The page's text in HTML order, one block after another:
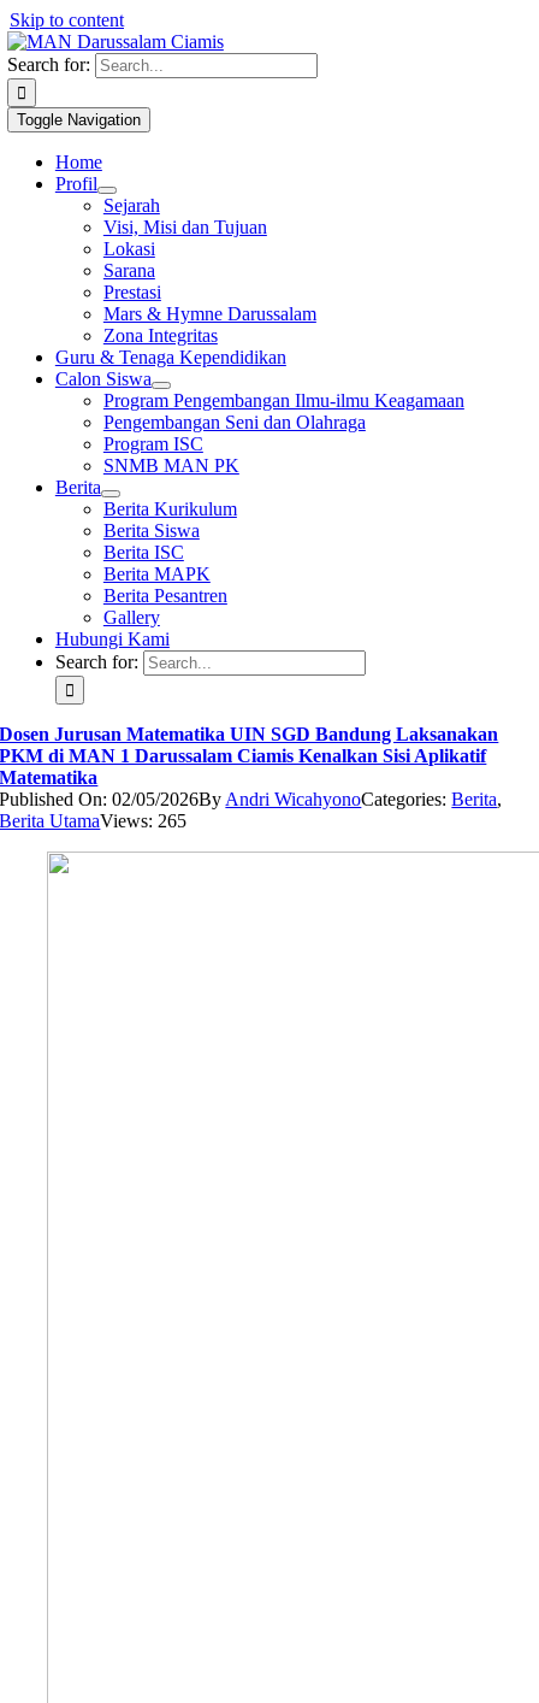
Skip to content
Search for:
Toggle Navigation
Home
Profil
Sejarah
Visi, Misi dan Tujuan
Lokasi
Sarana
Prestasi
Mars & Hymne Darussalam
Zona Integritas
Guru & Tenaga Kependidikan
Calon Siswa
Program Pengembangan Ilmu-ilmu Keagamaan
Pengembangan Seni dan Olahraga
Program ISC
SNMB MAN PK
Berita
Berita Kurikulum
Berita Siswa
Berita ISC
Berita MAPK
Berita Pesantren
Gallery
Hubungi Kami
Search for:
Dosen Jurusan Matematika UIN SGD Bandung Laksanakan
PKM di MAN 1 Darussalam Ciamis Kenalkan Sisi Aplikatif
Matematika
Published On: 02/05/2026By Andri WicahyonoCategories:Berita,
Berita UtamaViews: 265